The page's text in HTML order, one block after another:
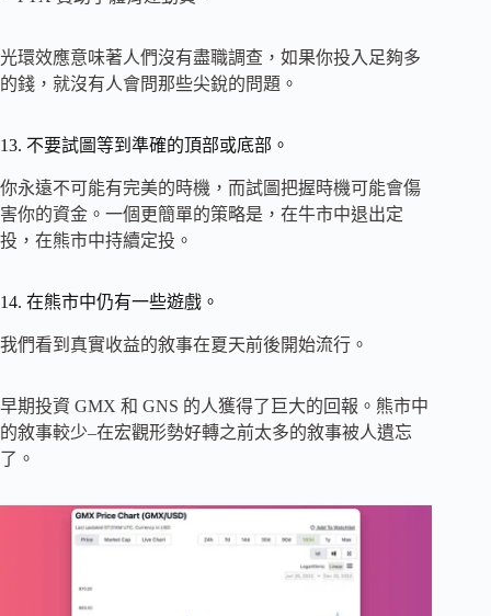
光環效應意味著人們沒有盡職調查，如果你投入足夠多
的錢，就沒有人會問那些尖銳的問題。
13. 不要試圖等到準確的頂部或底部。
你永遠不可能有完美的時機，而試圖把握時機可能會傷
害你的資金。一個更簡單的策略是，在牛市中退出定
投，在熊市中持續定投。
14. 在熊市中仍有一些遊戲。
我們看到真實收益的敘事在夏天前後開始流行。
早期投資 GMX 和 GNS 的人獲得了巨大的回報。熊市中
的敘事較少–在宏觀形勢好轉之前太多的敘事被人遺忘
了。